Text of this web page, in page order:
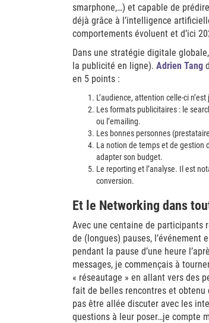
smarphone,…) et capable de
déjà grâce à l’intelligence
comportements évoluent et d’ici
Dans une stratégie digitale
la publicité en ligne). Adrien Tang
en 5 points :
L’audience, attention celle-ci
Les formats publicitaires : le
ou l’emailing.
Les bonnes personnes
La notion de temps et de gestion
adapter son budget.
Le reporting et l’analyse. Il est
conversion.
Et le Networking dans
Avec une centaine de participants
de (longues) pauses, l’événement
pendant la pause d’une heure
messages, je commençais à
« réseautage » en allant vers des
fait de belles rencontres et obtenu
pas être allée discuter avec les
questions à leur poser…je compte